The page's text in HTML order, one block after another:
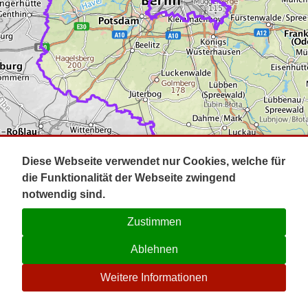
Impressum
Kontakt
☉
Diese Webseite verwendet nur Cookies, welche für
die Funktionalität der Webseite zwingend
notwendig sind.
Zustimmen
Ablehnen
Weitere Informationen